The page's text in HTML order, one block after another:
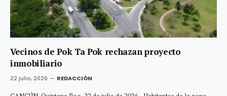
Vecinos de Pok Ta Pok rechazan proyecto
inmobiliario
22 julio, 2026 REDACCIÓN